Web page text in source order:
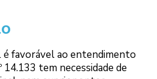
favorável ao entendimento
14.133 tem necessidade de